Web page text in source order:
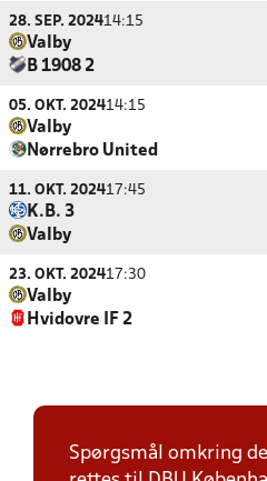
28. SEP. 202414:15
Valby
B 1908 2
05. OKT. 202414:15
Valby
Nørrebro United
11. OKT. 202417:45
K.B. 3
Valby
23. OKT. 202417:30
Valby
Hvidovre IF 2
Spørgsmål omkring